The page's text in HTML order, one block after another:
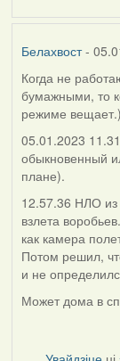
Белахвост-
Когда не
бумажными, то
режиме
05.01.2023
обыкновенный
плане).
12.57.36 НЛО из
взлета
как камера
Потом решил,
и не
Может дома в